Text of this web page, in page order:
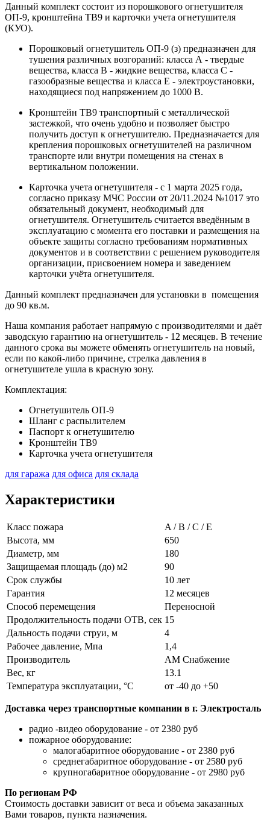
Данный комплект состоит из порошкового огнетушителя
ОП-9, кронштейна ТВ9 и карточки учета огнетушителя
(КУО).
Порошковый огнетушитель ОП-9 (з) предназначен для
тушения различных возгораний: класса А - твердые
вещества, класса В - жидкие вещества, класса С -
газообразные вещества и класса Е - электроустановки,
находящиеся под напряжением до 1000 В.
Кронштейн ТВ9 транспортный с металлической
застежкой, что очень удобно и позволяет быстро
получить доступ к огнетушителю. Предназначается для
крепления порошковых огнетушителей на различном
транспорте или внутри помещения на стенах в
вертикальном положении.
Карточка учета огнетушителя - с 1 марта 2025 года,
согласно приказу МЧС России от 20/11.2024 №1017 это
обязательный документ, необходимый для
огнетушителя. Огнетушитель считается введённым в
эксплуатацию с момента его поставки и размещения на
объекте защиты согласно требованиям нормативных
документов и в соответствии с решением руководителя
организации, присвоением номера и заведением
карточки учёта огнетушителя.
Данный комплект предназначен для установки в помещения
до 90 кв.м.
Наша компания работает напрямую с производителями и даёт
заводскую гарантию на огнетушитель - 12 месяцев. В течение
данного срока вы можете обменять огнетушитель на новый,
если по какой-либо причине, стрелка давления в
огнетушителе ушла в красную зону.
Комплектация:
Огнетушитель ОП-9
Шланг с распылителем
Паспорт к огнетушителю
Кронштейн ТВ9
Карточка учета огнетушителя
для гаража для офиса для склада
Характеристики
Класс пожара
A / B / C / E
Высота, мм
650
Диаметр, мм
180
Защищаемая площадь (до) м2
90
Срок службы
10 лет
Гарантия
12 месяцев
Способ перемещения
Переносной
Продолжительность подачи ОТВ, сек 15
Дальность подачи струи, м
4
Рабочее давление, Мпа
1,4
Производитель
АМ Снабжение
Вес, кг
13.1
Температура эксплуатации, °C
от -40 до +50
Доставка через транспортные компании в г. Электросталь
радио -видео оборудование - от 2380 руб
пожарное оборудование:
малогабаритное оборудование - от 2380 руб
среднегабаритное оборудование - от 2580 руб
крупногабаритное оборудование - от 2980 руб
По регионам РФ
Стоимость доставки зависит от веса и объема заказанных
Вами товаров, пункта назначения.